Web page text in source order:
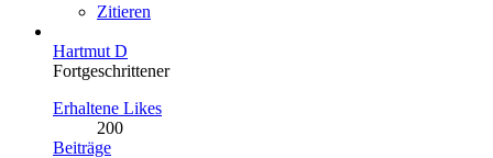
Zitieren
Hartmut D
Fortgeschrittener
Erhaltene Likes
200
Beiträge